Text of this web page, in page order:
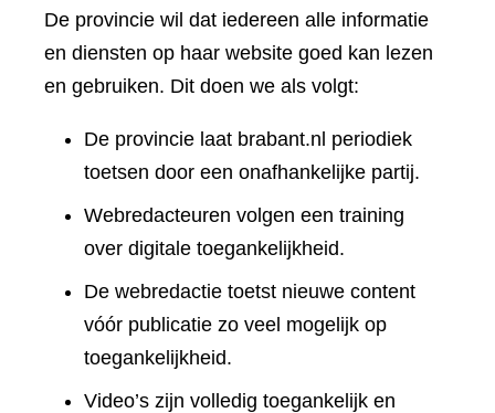
De provincie wil dat iedereen alle informatie
en diensten op haar website goed kan lezen
en gebruiken. Dit doen we als volgt:
De provincie laat brabant.nl periodiek
toetsen door een onafhankelijke partij.
Webredacteuren volgen een training
over digitale toegankelijkheid.
De webredactie toetst nieuwe content
vóór publicatie zo veel mogelijk op
toegankelijkheid.
Video’s zijn volledig toegankelijk en